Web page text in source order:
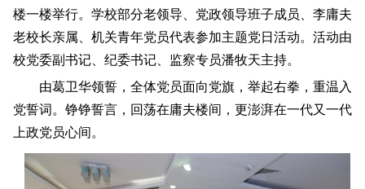
楼一楼举行。学校部分老领导、党政领导班子成员、李庸夫
老校长亲属、机关青年党员代表参加主题党日活动。活动由
校党委副书记、纪委书记、监察专员潘牧天主持。
由葛卫华领誓，全体党员面向党旗，举起右拳，重温入
党誓词。铮铮誓言，回荡在庸夫楼间，更澎湃在一代又一代
上政党员心间。